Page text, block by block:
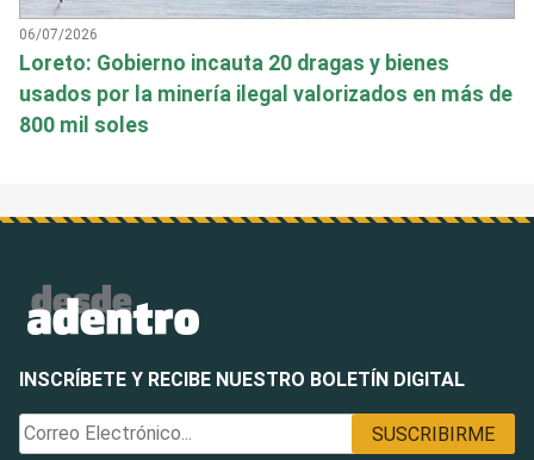
06/07/2026
Loreto: Gobierno incauta 20 dragas y bienes
usados por la minería ilegal valorizados en más de
800 mil soles
INSCRÍBETE Y RECIBE NUESTRO BOLETÍN DIGITAL